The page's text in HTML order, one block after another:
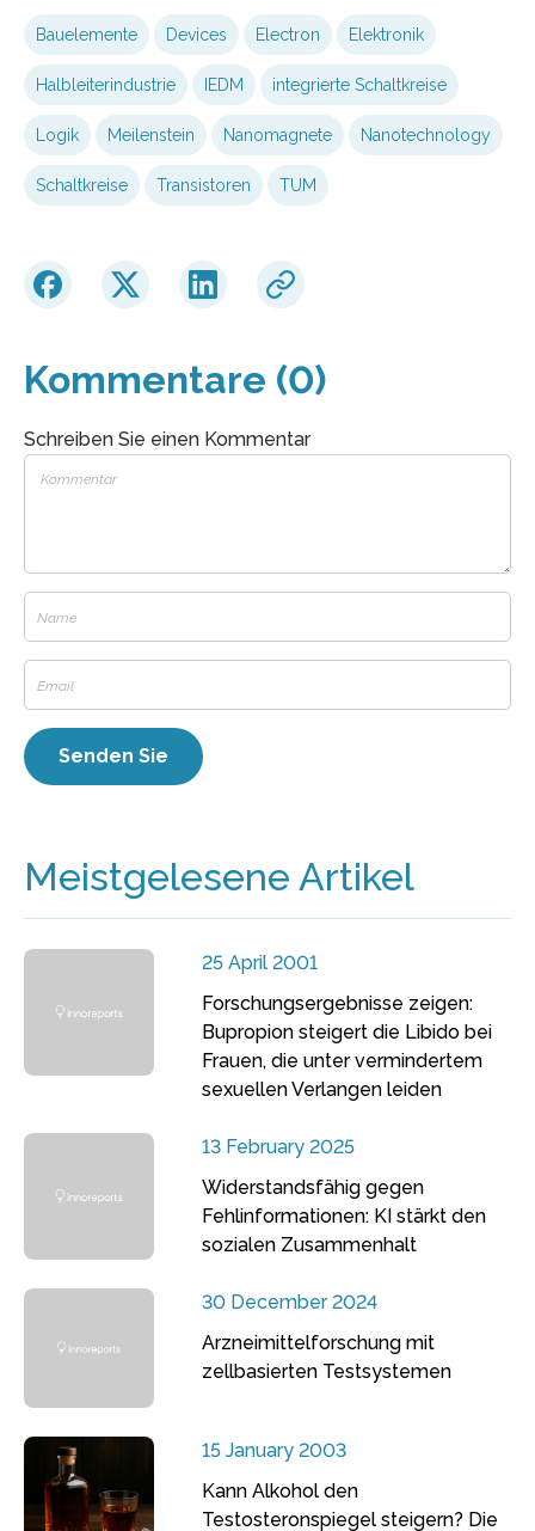
Bauelemente Devices Electron Elektronik
Halbleiterindustrie IEDM integrierte Schaltkreise
Logik Meilenstein Nanomagnete Nanotechnology
Schaltkreise Transistoren TUM
Kommentare (0)
Schreiben Sie einen Kommentar
Meistgelesene Artikel
25 April 2001
Forschungsergebnisse zeigen:
Bupropion steigert die Libido bei
Frauen, die unter vermindertem
sexuellen Verlangen leiden
13 February 2025
Widerstandsfähig gegen
Fehlinformationen: KI stärkt den
sozialen Zusammenhalt
30 December 2024
Arzneimittelforschung mit
zellbasierten Testsystemen
15 January 2003
Kann Alkohol den
Testosteronspiegel steigern? Die